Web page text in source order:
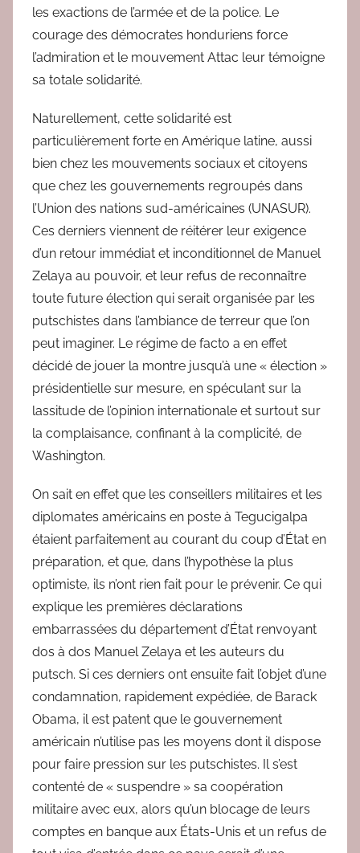
les exactions de l’armée et de la police. Le
courage des démocrates honduriens force
l’admiration et le mouvement Attac leur témoigne
sa totale solidarité.
Naturellement, cette solidarité est
particulièrement forte en Amérique latine, aussi
bien chez les mouvements sociaux et citoyens
que chez les gouvernements regroupés dans
l’Union des nations sud-américaines (UNASUR).
Ces derniers viennent de réitérer leur exigence
d’un retour immédiat et inconditionnel de Manuel
Zelaya au pouvoir, et leur refus de reconnaître
toute future élection qui serait organisée par les
putschistes dans l’ambiance de terreur que l’on
peut imaginer. Le régime de facto a en effet
décidé de jouer la montre jusqu’à une « élection »
présidentielle sur mesure, en spéculant sur la
lassitude de l’opinion internationale et surtout sur
la complaisance, confinant à la complicité, de
Washington.
On sait en effet que les conseillers militaires et les
diplomates américains en poste à Tegucigalpa
étaient parfaitement au courant du coup d’État en
préparation, et que, dans l’hypothèse la plus
optimiste, ils n’ont rien fait pour le prévenir. Ce qui
explique les premières déclarations
embarrassées du département d’État renvoyant
dos à dos Manuel Zelaya et les auteurs du
putsch. Si ces derniers ont ensuite fait l’objet d’une
condamnation, rapidement expédiée, de Barack
Obama, il est patent que le gouvernement
américain n’utilise pas les moyens dont il dispose
pour faire pression sur les putschistes. Il s’est
contenté de « suspendre » sa coopération
militaire avec eux, alors qu’un blocage de leurs
comptes en banque aux États-Unis et un refus de